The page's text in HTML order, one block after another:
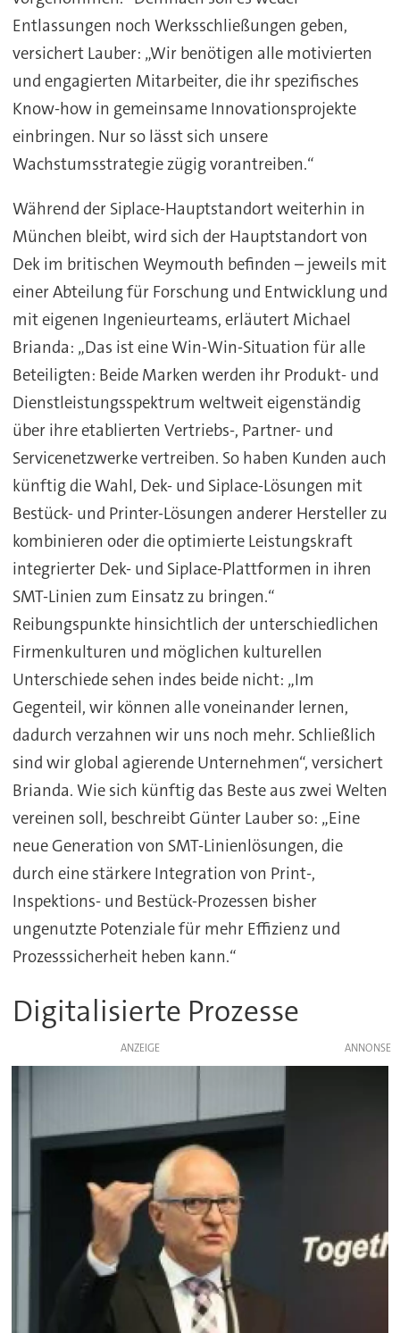
Entlassungen noch Werksschließungen geben,
versichert Lauber: „Wir benötigen alle motivierten
und engagierten Mitarbeiter, die ihr spezifisches
Know-how in gemeinsame Innovationsprojekte
einbringen. Nur so lässt sich unsere
Wachstumsstrategie zügig vorantreiben.“
Während der Siplace-Hauptstandort weiterhin in
München bleibt, wird sich der Hauptstandort von
Dek im britischen Weymouth befinden – jeweils mit
einer Abteilung für Forschung und Entwicklung und
mit eigenen Ingenieurteams, erläutert Michael
Brianda: „Das ist eine Win-Win-Situation für alle
Beteiligten: Beide Marken werden ihr Produkt- und
Dienstleistungsspektrum weltweit eigenständig
über ihre etablierten Vertriebs-, Partner- und
Servicenetzwerke vertreiben. So haben Kunden auch
künftig die Wahl, Dek- und Siplace-Lösungen mit
Bestück- und Printer-Lösungen anderer Hersteller zu
kombinieren oder die optimierte Leistungskraft
integrierter Dek- und Siplace-Plattformen in ihren
SMT-Linien zum Einsatz zu bringen.“
Reibungspunkte hinsichtlich der unterschiedlichen
Firmenkulturen und möglichen kulturellen
Unterschiede sehen indes beide nicht: „Im
Gegenteil, wir können alle voneinander lernen,
dadurch verzahnen wir uns noch mehr. Schließlich
sind wir global agierende Unternehmen“, versichert
Brianda. Wie sich künftig das Beste aus zwei Welten
vereinen soll, beschreibt Günter Lauber so: „Eine
neue Generation von SMT-Linienlösungen, die
durch eine stärkere Integration von Print-,
Inspektions- und Bestück-Prozessen bisher
ungenutzte Potenziale für mehr Effizienz und
Prozesssicherheit heben kann.“
Digitalisierte Prozesse
ANZEIGE